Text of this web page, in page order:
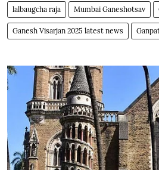
lalbaugcha raja Mumbai Ganeshotsav
Ganesh Visarjan 2025 latest news